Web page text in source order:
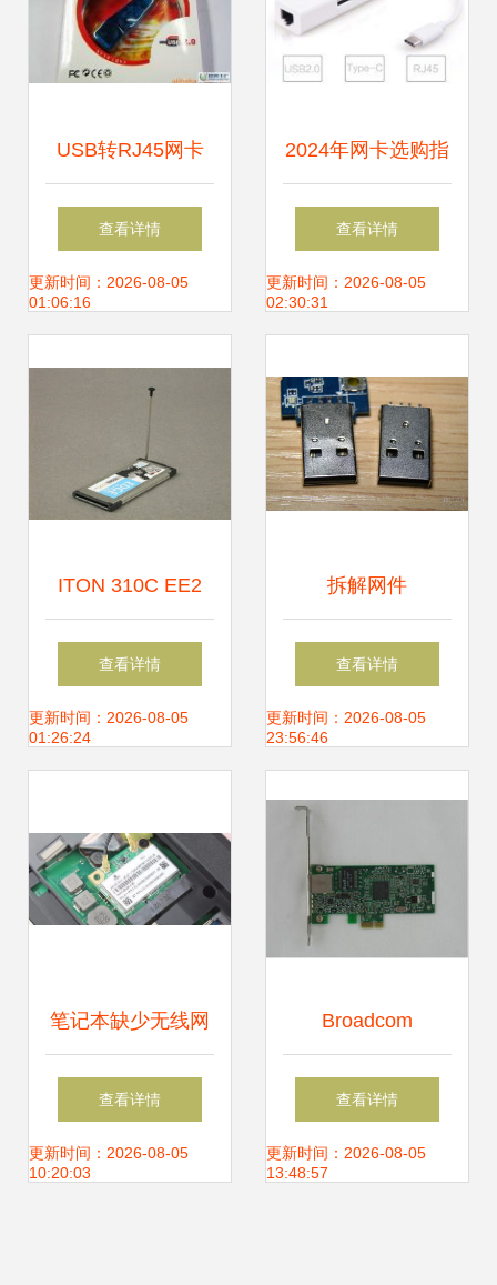
USB转RJ45网卡
链接万物的可靠桥
梁
查看详情
更新时间：2026-08-05
01:06:16
2024年网卡选购指
南 从千兆到万兆，
轻松搭建高速网络
查看详情
更新时间：2026-08-05
02:30:31
ITON 310C EE2
无线上网卡 产品图
片与核心亮点解析
查看详情
更新时间：2026-08-05
01:26:24
拆解网件
WNDA3100v2双频
无线网卡 更换USB
查看详情
更新时间：2026-08-05
23:56:46
笔记本缺少无线网
卡的实际影响
查看详情
更新时间：2026-08-05
10:20:03
Broadcom
BCM5722千兆网卡
Wy5721升级优
查看详情
更新时间：2026-08-05
13:48:57